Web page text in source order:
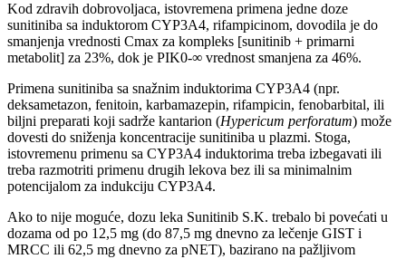
Kod zdravih dobrovoljaca, istovremena primena jedne doze
sunitiniba sa induktorom CYP3A4, rifampicinom, dovodila je do
smanjenja vrednosti Cmax za kompleks [sunitinib + primarni
metabolit] za 23%, dok je PIK0-∞ vrednost smanjena za 46%.
Primena sunitiniba sa snažnim induktorima CYP3A4 (npr.
deksametazon, fenitoin, karbamazepin, rifampicin, fenobarbital, ili
biljni preparati koji sadrže kantarion (Hypericum perforatum) može
dovesti do sniženja koncentracije sunitiniba u plazmi. Stoga,
istovremenu primenu sa CYP3A4 induktorima treba izbegavati ili
treba razmotriti primenu drugih lekova bez ili sa minimalnim
potencijalom za indukciju CYP3A4.
Ako to nije moguće, dozu leka Sunitinib S.K. trebalo bi povećati u
dozama od po 12,5 mg (do 87,5 mg dnevno za lečenje GIST i
MRCC ili 62,5 mg dnevno za pNET), bazirano na pažljivom